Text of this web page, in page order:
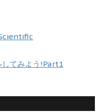
てみよう!Part1